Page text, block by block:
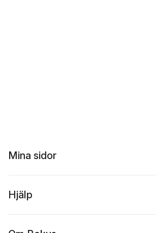
Mina sidor
Hjälp